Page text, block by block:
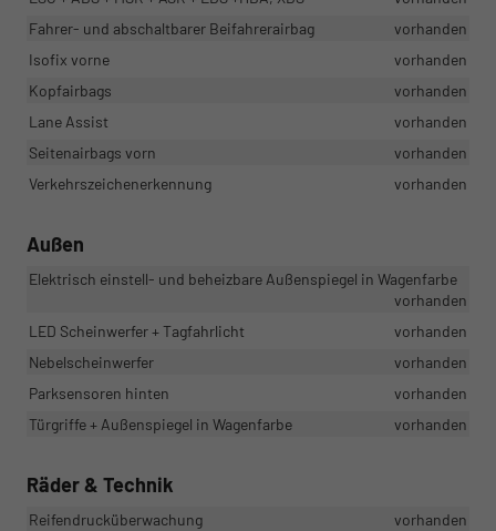
Fahrer- und abschaltbarer Beifahrerairbag
vorhanden
Isofix vorne
vorhanden
Kopfairbags
vorhanden
Lane Assist
vorhanden
Seitenairbags vorn
vorhanden
Verkehrszeichenerkennung
vorhanden
Außen
Elektrisch einstell- und beheizbare Außenspiegel in Wagenfarbe
vorhanden
LED Scheinwerfer + Tagfahrlicht
vorhanden
Nebelscheinwerfer
vorhanden
Parksensoren hinten
vorhanden
Türgriffe + Außenspiegel in Wagenfarbe
vorhanden
Räder & Technik
Reifendrucküberwachung
vorhanden